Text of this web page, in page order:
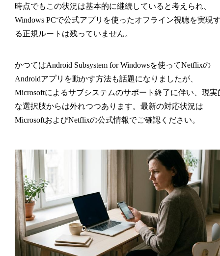
時点でもこの状況は基本的に継続していると考えられ、
Windows PCで公式アプリを使ったオフライン視聴を実現
る正規ルートは残っていません。
かつてはAndroid Subsystem for Windowsを使ってNetflixの
Androidアプリを動かす方法も話題になりましたが、
Microsoftによるサブシステムのサポート終了に伴い、現実
な選択肢からは外れつつあります。最新の対応状況は
MicrosoftおよびNetflixの公式情報でご確認ください。